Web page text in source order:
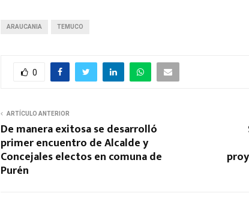
ARAUCANIA TEMUCO
0
ARTÍCULO ANTERIOR
De manera exitosa se desarrolló
primer encuentro de Alcalde y
Concejales electos en comuna de
Purén